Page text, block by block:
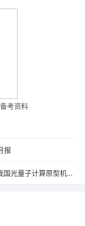
考资料
报
事业单位公共基础知识：关于我国光量子计算原型机“九章”的考点梳理